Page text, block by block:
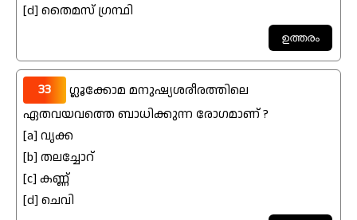
[d] തൈമസ് ഗ്രന്ഥി
33
ഗ്ലൂക്കോമ മനുഷ്യശരീരത്തിലെ
ഏതവയവത്തെ ബാധിക്കുന്ന രോഗമാണ് ?
[a] വൃക്ക
[b] തലച്ചോറ്
[c] കണ്ണ്
[d] ചെവി